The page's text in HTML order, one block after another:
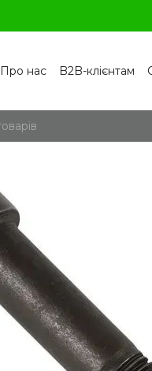
Про нас B2B-клієнтам
Блог